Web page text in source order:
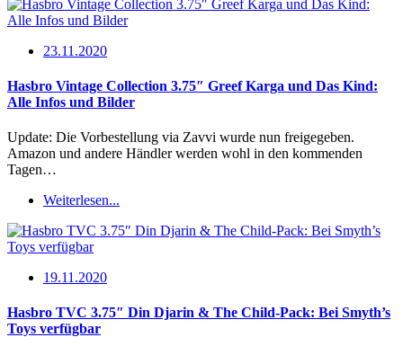
23.11.2020
Hasbro Vintage Collection 3.75″ Greef Karga und Das Kind:
Alle Infos und Bilder
Update: Die Vorbestellung via Zavvi wurde nun freigegeben.
Amazon und andere Händler werden wohl in den kommenden
Tagen…
Weiterlesen...
19.11.2020
Hasbro TVC 3.75″ Din Djarin & The Child-Pack: Bei Smyth’s
Toys verfügbar